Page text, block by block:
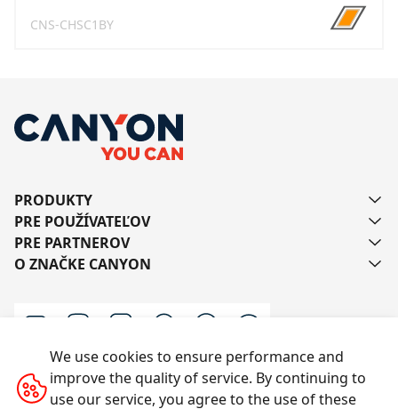
CNS-CHSC1BY
PRODUKTY
PRE POUŽÍVATEĽOV
PRE PARTNEROV
O ZNAČKE CANYON
Kontaktujte nás
We use cookies to ensure performance and
improve the quality of service. By continuing to
use our service, you agree to the use of these